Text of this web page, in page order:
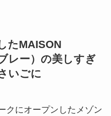
たMAISON
レー）の美しすぎ
いごに